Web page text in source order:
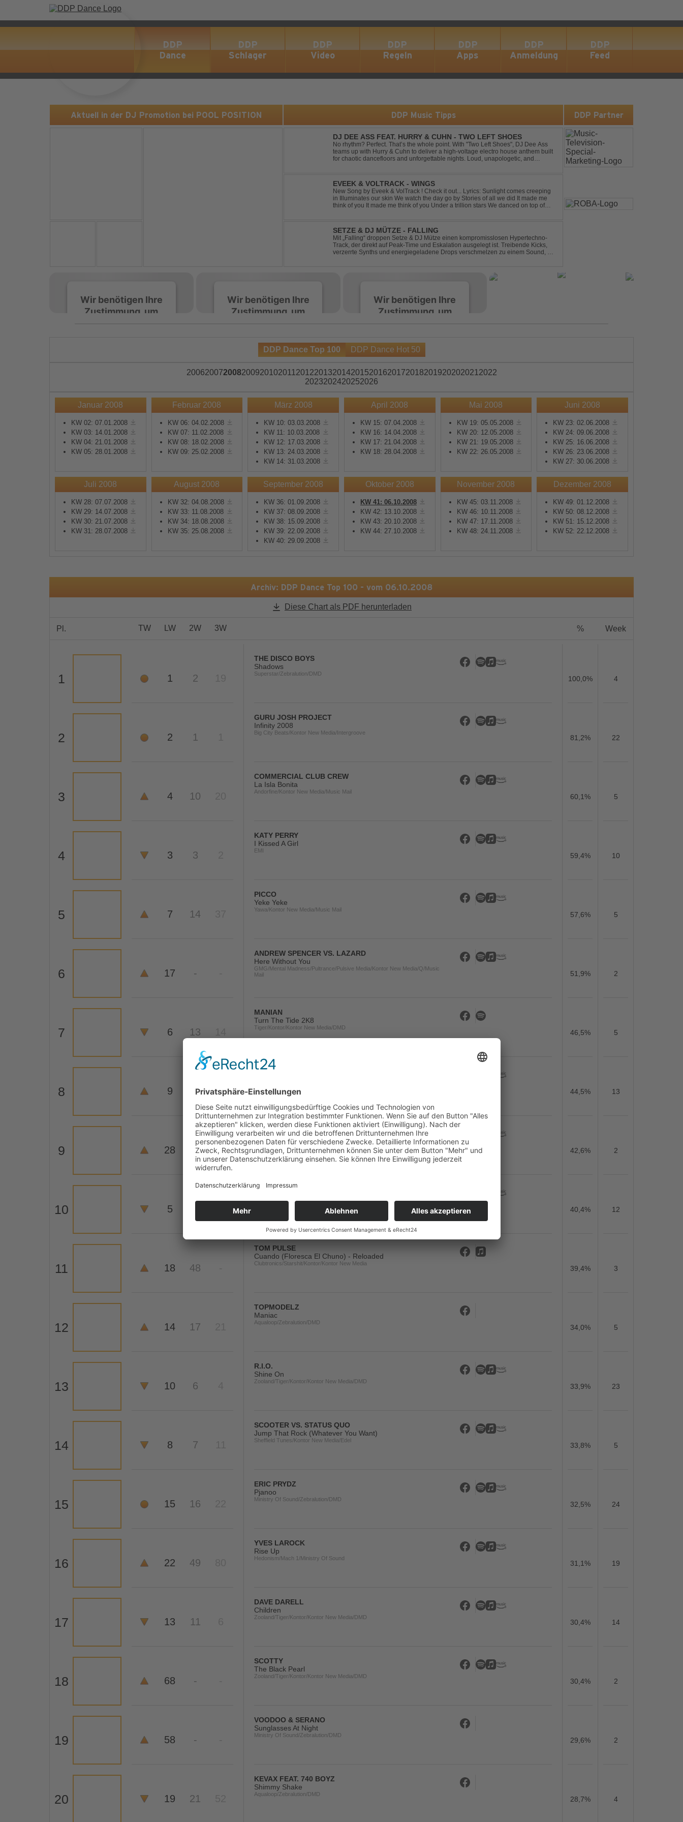
DDP
Dance
DDP
Schlager
DDP
Video
DDP
Regeln
DDP
Apps
DDP
Anmeldung
DDP
Feed
Aktuell in der DJ Promotion bei POOL POSITION DDP Music Tipps
DJ DEE ASS FEAT. HURRY & CUHN - TWO LEFT SHOES
No rhythm? Perfect. That’s the whole point. With "Two Left Shoes", DJ Dee Ass
teams up with Hurry & Cuhn to deliver a high-voltage electro house anthem built
for chaotic dancefloors and unforgettable nights. Loud, unapologetic, and
EVEEK & VOLTRACK - WINGS
New Song by Eveek & VolTrack ! Check it out... Lyrics: Sunlight comes creeping
in Illuminates our skin We watch the day go by Stories of all we did It made me
think of you It made me think of you Under a trillion stars We danced on top of
SETZE & DJ MÜTZE - FALLING
Mit „Falling“ droppen Setze & DJ Mütze einen kompromisslosen Hypertechno-
Track, der direkt auf Peak-Time und Eskalation ausgelegt ist. Treibende Kicks,
verzerrte Synths und energiegeladene Drops verschmelzen zu einem Sound, der
DDP Partner
Wir benötigen Ihre
Zustimmung, um
Aktivitäten sammeln.
Bitte lesen Sie die Details
durch und stimmen Sie
der Nutzung des Service
zu, um diese Inhalte
anzuzeigen.
Mehr Informationen
Akzeptieren
powered byUsercentrics
Wir benötigen Ihre
Zustimmung, um
Wir verwenden Spotify,
um Inhalte einzubetten.
Aktivitäten sammeln.
Bitte lesen Sie die Details
durch und stimmen Sie
der Nutzung des Service
zu, um diese Inhalte
anzuzeigen.
Mehr Informationen
Akzeptieren
powered byUsercentrics
Consent Management
Wir benötigen Ihre
Zustimmung, um
Wir verwenden Spotify,
um Inhalte einzubetten.
Aktivitäten sammeln.
Bitte lesen Sie die Details
durch und stimmen Sie
der Nutzung des Service
zu, um diese Inhalte
anzuzeigen.
Mehr Informationen
Akzeptieren
powered byUsercentrics
DDP Dance Top 100 DDP Dance Hot 50
200620072008200920102011 2012201320142015201620172018201920202021 2022
2023202420252026
Januar 2008
KW 02: 07.01.2008
KW 03: 14.01.2008
KW 04: 21.01.2008
KW 05: 28.01.2008
Februar 2008
KW 06: 04.02.2008
KW 07: 11.02.2008
KW 08: 18.02.2008
KW 09: 25.02.2008
März 2008
KW 10: 03.03.2008
KW 11: 10.03.2008
KW 12: 17.03.2008
KW 13: 24.03.2008
KW 14: 31.03.2008
April 2008
KW 15: 07.04.2008
KW 16: 14.04.2008
KW 17: 21.04.2008
KW 18: 28.04.2008
Mai 2008
KW 19: 05.05.2008
KW 20: 12.05.2008
KW 21: 19.05.2008
KW 22: 26.05.2008
Juni 2008
KW 23: 02.06.2008
KW 24: 09.06.2008
KW 25: 16.06.2008
KW 26: 23.06.2008
KW 27: 30.06.2008
Juli 2008
KW 28: 07.07.2008
KW 29: 14.07.2008
KW 30: 21.07.2008
KW 31: 28.07.2008
August 2008
KW 32: 04.08.2008
KW 33: 11.08.2008
KW 34: 18.08.2008
KW 35: 25.08.2008
September 2008
KW 36: 01.09.2008
KW 37: 08.09.2008
KW 38: 15.09.2008
KW 39: 22.09.2008
KW 40: 29.09.2008
Oktober 2008
KW 41: 06.10.2008
KW 42: 13.10.2008
KW 43: 20.10.2008
KW 44: 27.10.2008
November 2008
KW 45: 03.11.2008
KW 46: 10.11.2008
KW 47: 17.11.2008
KW 48: 24.11.2008
Dezember 2008
KW 49: 01.12.2008
KW 50: 08.12.2008
KW 51: 15.12.2008
KW 52: 22.12.2008
Archiv: DDP Dance Top 100 - vom 06.10.2008
Diese Chart als PDF herunterladen
Pl. TW LW 2W 3W % Week
1 1 2
THE DISCO BOYS
Shadows
Superstar/Zebralution/DMD
100,0% 4
2 2 1
GURU JOSH PROJECT
Infinity 2008
Big City Beats/Kontor New Media/Intergroove
81,2% 22
3 4 10
COMMERCIAL CLUB CREW
La Isla Bonita
Andorfine/Kontor New Media/Music Mail
60,1% 5
4 3 3
KATY PERRY
I Kissed A Girl
EMI
59,4% 10
5 7 14
PICCO
Yeke Yeke
Yawa/Kontor New Media/Music Mail
57,6% 5
6 17 -
ANDREW SPENCER VS. LAZARD
Here Without You
GMG/Mental Madness/Pultrance/Pulsive Media/Kontor New Media/Q/Music
Mail
51,9% 2
7 6 13 14
MANIAN
Turn The Tide 2K8
Tiger/Kontor/Kontor New Media/DMD
46,5% 5
8 9 9 8
ENERGY 52
44,5% 13
9 28 - -
SELDA
100% Pure Love
Tiger/Kontor/Kontor New Media/DMD
42,6% 2
10 5
MICHAEL MIND
Kontor/Kontor New Media
40,4% 12
11 18 48
TOM PULSE
Cuando (Floresca El Chuno) - Reloaded
Clubtronics/Starshit/Kontor/Kontor New Media
39,4% 3
12 14 17
TOPMODELZ
Maniac
Aqualoop/Zebralution/DMD
34,0% 5
13 10 6
R.I.O.
Shine On
Zooland/Tiger/Kontor/Kontor New Media/DMD
33,9% 23
14 8 7
SCOOTER VS. STATUS QUO
Jump That Rock (Whatever You Want)
Sheffield Tunes/Kontor New Media/Edel
33,8% 5
15 15 16
ERIC PRYDZ
Pjanoo
Ministry Of Sound/Zebralution/DMD
32,5% 24
16 22 49
YVES LAROCK
Rise Up
Hedonism/Mach 1/Ministry Of Sound
31,1% 19
17 13 11
DAVE DARELL
Children
Zooland/Tiger/Kontor/Kontor New Media/DMD
30,4% 14
18 68 -
SCOTTY
The Black Pearl
Zooland/Tiger/Kontor/Kontor New Media/DMD
30,4% 2
19 58 -
VOODOO & SERANO
Sunglasses At Night
Ministry Of Sound/Zebralution/DMD
29,6% 2
20 19 21
KEVAX FEAT. 740 BOYZ
Shimmy Shake
Aqualoop/Zebralution/DMD
28,7% 4